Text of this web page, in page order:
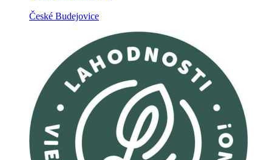
České Budejovice